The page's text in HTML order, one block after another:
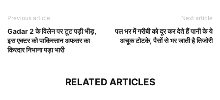
Previous article
Gadar 2 के विलेन पर टूट पड़ी भीड़,
इस एक्टर को पाकिस्तान अफसर का
किरदार निभाना पड़ा भारी
Next article
पल भर में गरीबी को दूर कर देते हैं पानी के ये
अचूक टोटके, पैसों से भर जाती है तिजोरी
RELATED ARTICLES